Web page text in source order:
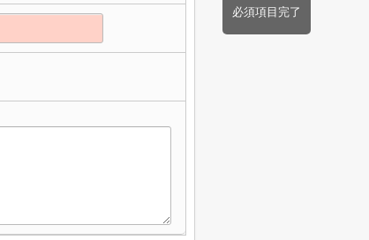
必須項目完了